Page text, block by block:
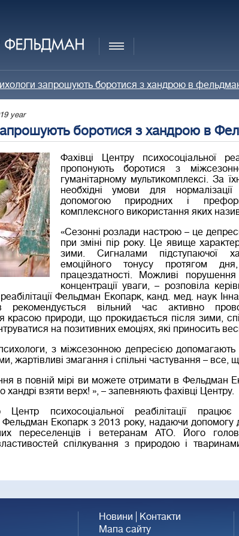
запрошують боротися з хандрою в
year
боротися з хандрою в
Фахівці Центру психосоціальної
пропонують боротися з
гуманітарному мультикомплексі. За
необхідні умови для
допомогою природних і
комплексного використання яких
«Сезонні розлади настрою – це
при зміні пір року. Це явище
зими. Сигналами підступаючої
емоційного тонусу протягом
працездатності. Можливі
концентрації уваги, – розповіла
реабілітації Фельдман Екопарк, канд. мед. наук
рекомендується вільний час активно
красою природи, що прокидається після зими,
на позитивних емоціях, які приносить
з міжсезонною депресією допомагають
жартівливі змагання і спільні частування – все,
в повній мірі ви можете отримати в Фельдман
хандрі взяти верх! », – запевняють фахівці Центру.
психосоціальної реабілітації працює
Фельдман Екопарк з 2013 року, надаючи допомогу
переселенців і ветеранам АТО. Його
спілкування з природою і
Новини
Контакти
Мапа сайту